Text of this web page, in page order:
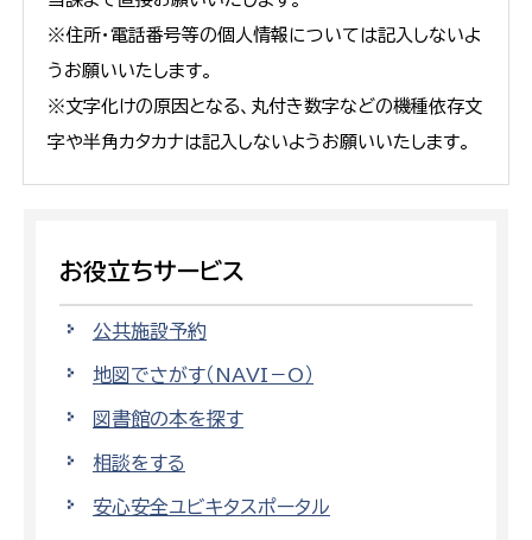
※住所・電話番号等の個人情報については記入しないよ
うお願いいたします。
※文字化けの原因となる、丸付き数字などの機種依存文
字や半角カタカナは記入しないようお願いいたします。
お役立ちサービス
公共施設予約
地図でさがす（NAVI－O）
図書館の本を探す
相談をする
安心安全ユビキタスポータル